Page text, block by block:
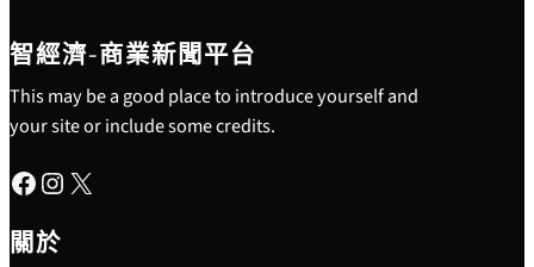
智經濟-商業新聞平台
This may be a good place to introduce yourself and
your site or include some credits.
Facebook Instagram X
關於